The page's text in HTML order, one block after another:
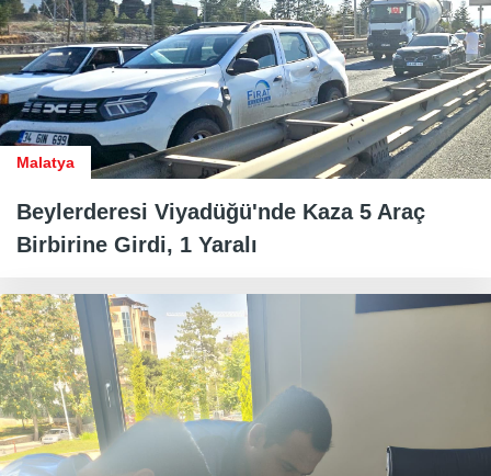
Malatya
Beylerderesi Viyadüğü'nde Kaza 5 Araç
Birbirine Girdi, 1 Yaralı